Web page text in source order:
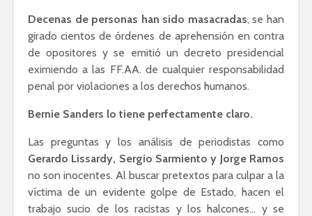
Decenas de personas han sido masacradas, se han
girado cientos de órdenes de aprehensión en contra
de opositores y se emitió un decreto presidencial
eximiendo a las FF.AA. de cualquier responsabilidad
penal por violaciones a los derechos humanos.
Bernie Sanders lo tiene perfectamente claro.
Las preguntas y los análisis de periodistas como
Gerardo Lissardy, Sergio Sarmiento y Jorge Ramos
no son inocentes. Al buscar pretextos para culpar a la
víctima de un evidente golpe de Estado, hacen el
trabajo sucio de los racistas y los halcones… y se